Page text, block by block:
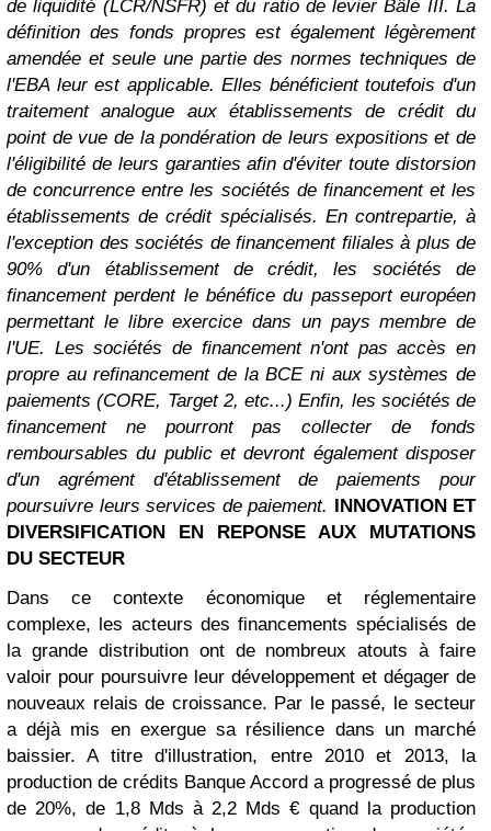
de liquidité (LCR/NSFR) et du ratio de levier Bâle III. La
définition des fonds propres est également légèrement
amendée et seule une partie des normes techniques de
l'EBA leur est applicable. Elles bénéficient toutefois d'un
traitement analogue aux établissements de crédit du
point de vue de la pondération de leurs expositions et de
l'éligibilité de leurs garanties afin d'éviter toute distorsion
de concurrence entre les sociétés de financement et les
établissements de crédit spécialisés. En contrepartie, à
l'exception des sociétés de financement filiales à plus de
90% d'un établissement de crédit, les sociétés de
financement perdent le bénéfice du passeport européen
permettant le libre exercice dans un pays membre de
l'UE. Les sociétés de financement n'ont pas accès en
propre au refinancement de la BCE ni aux systèmes de
paiements (CORE, Target 2, etc...) Enfin, les sociétés de
financement ne pourront pas collecter de fonds
remboursables du public et devront également disposer
d'un agrément d'établissement de paiements pour
poursuivre leurs services de paiement. INNOVATION ET
DIVERSIFICATION EN REPONSE AUX MUTATIONS
DU SECTEUR
Dans ce contexte économique et réglementaire
complexe, les acteurs des financements spécialisés de
la grande distribution ont de nombreux atouts à faire
valoir pour poursuivre leur développement et dégager de
nouveaux relais de croissance. Par le passé, le secteur
a déjà mis en exergue sa résilience dans un marché
baissier. A titre d'illustration, entre 2010 et 2013, la
production de crédits Banque Accord a progressé de plus
de 20%, de 1,8 Mds à 2,2 Mds € quand la production